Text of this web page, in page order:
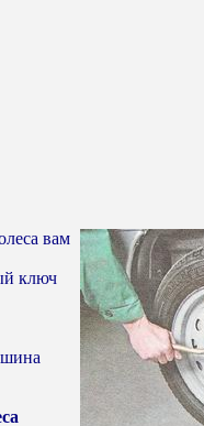
вам
ключ